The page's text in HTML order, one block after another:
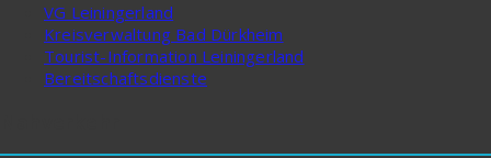
VG Leiningerland
Kreisverwaltung Bad Dürkheim
Tourist-Information Leiningerland
Bereitschaftsdienste